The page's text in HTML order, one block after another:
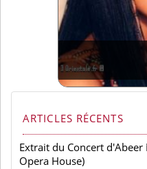
ARTICLES RÉCENTS
Extrait du Concert d'Abeer
Opera House)